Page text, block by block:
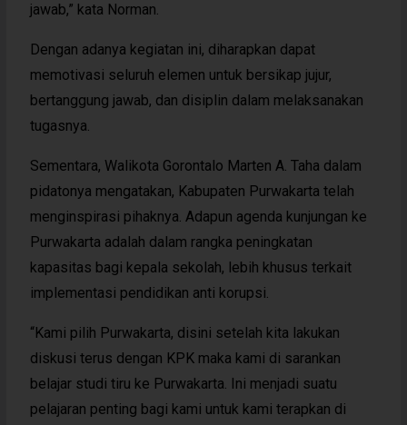
jawab,” kata Norman.
Dengan adanya kegiatan ini, diharapkan dapat
memotivasi seluruh elemen untuk bersikap jujur,
bertanggung jawab, dan disiplin dalam melaksanakan
tugasnya.
Sementara, Walikota Gorontalo Marten A. Taha dalam
pidatonya mengatakan, Kabupaten Purwakarta telah
menginspirasi pihaknya. Adapun agenda kunjungan ke
Purwakarta adalah dalam rangka peningkatan
kapasitas bagi kepala sekolah, lebih khusus terkait
implementasi pendidikan anti korupsi.
“Kami pilih Purwakarta, disini setelah kita lakukan
diskusi terus dengan KPK maka kami di sarankan
belajar studi tiru ke Purwakarta. Ini menjadi suatu
pelajaran penting bagi kami untuk kami terapkan di